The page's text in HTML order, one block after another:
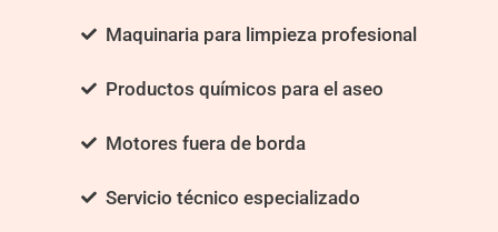
Maquinaria para limpieza profesional
Productos químicos para el aseo
Motores fuera de borda
Servicio técnico especializado